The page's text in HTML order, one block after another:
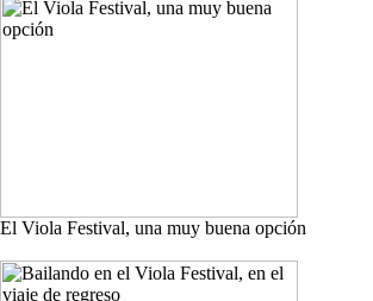
El Viola Festival, una muy buena opción